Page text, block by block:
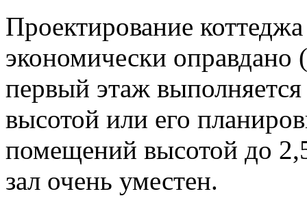
Проектирование
экономически оправдано
первый этаж
высотой или его
помещений высотой до
зал очень уместен.